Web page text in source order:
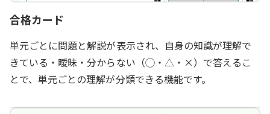
合格カード
単元ごとに問題と解説が表示され、自身の知識が理解で
きている・曖昧・分からない（◯・△・×）で答えるこ
とで、単元ごとの理解が分類できる機能です。